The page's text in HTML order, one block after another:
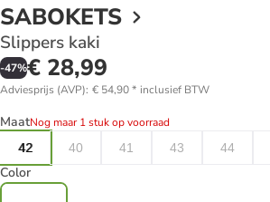
SABOKETS
Slippers kaki
-47%€ 28,99
Adviesprijs (AVP): € 54,90* inclusief BTW
MaatNog maar 1 stuk op voorraad
42
40 41 43 44
Color